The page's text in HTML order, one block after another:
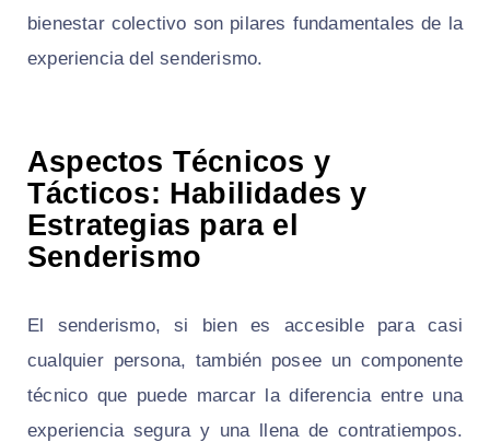
bienestar colectivo son pilares fundamentales de la
experiencia del senderismo.
Aspectos Técnicos y
Tácticos: Habilidades y
Estrategias para el
Senderismo
El senderismo, si bien es accesible para casi
cualquier persona, también posee un componente
técnico que puede marcar la diferencia entre una
experiencia segura y una llena de contratiempos.